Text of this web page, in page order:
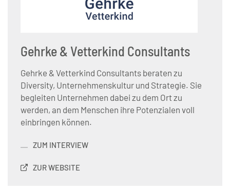
Gehrke & Vetterkind Consultants
Gehrke & Vetterkind Consultants beraten zu
Diversity, Unternehmenskultur und Strategie. Sie
begleiten Unternehmen dabei zu dem Ort zu
werden, an dem Menschen ihre Potenzialen voll
einbringen können.
ZUM INTERVIEW
ZUR WEBSITE